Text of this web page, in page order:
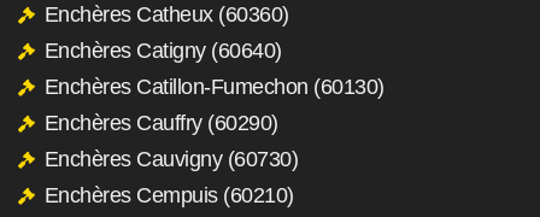
Enchères Catheux (60360)
Enchères Catigny (60640)
Enchères Catillon-Fumechon (60130)
Enchères Cauffry (60290)
Enchères Cauvigny (60730)
Enchères Cempuis (60210)